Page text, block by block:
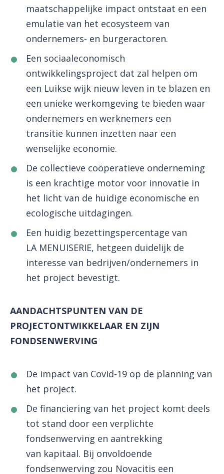
maatschappelijke impact ontstaat en een
emulatie van het ecosysteem van
ondernemers- en burgeractoren.
Een sociaaleconomisch
ontwikkelingsproject dat zal helpen om
een ​​Luikse wijk nieuw leven in te blazen en
een unieke werkomgeving te bieden waar
ondernemers en werknemers een
transitie kunnen inzetten naar een
wenselijke economie.
De collectieve coöperatieve onderneming
is een krachtige motor voor innovatie in
het licht van de huidige economische en
ecologische uitdagingen.
Een huidig ​​bezettingspercentage van
LA MENUISERIE, hetgeen duidelijk de
interesse van bedrijven/ondernemers in
het project bevestigt.
AANDACHTSPUNTEN VAN DE
PROJECTONTWIKKELAAREN ZIJN
FONDSENWERVING
De impact van Covid-19 op de planning van
het project.
De financiering van het project komt deels
tot stand door een verplichte
fondsenwerving en aantrekking
van kapitaal. Bij onvoldoende
fondsenwerving zou Novacitis een